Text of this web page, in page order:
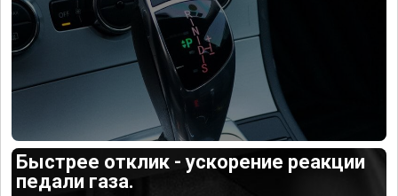
Быстрее отклик - ускорение реакции
педали газа.